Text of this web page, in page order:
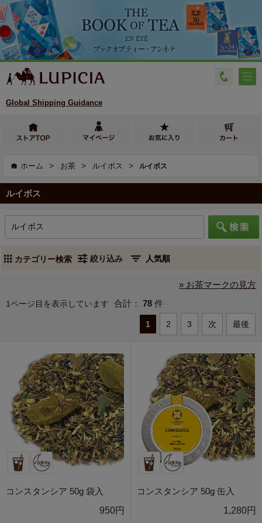
Global Shipping Guidance
ホーム > お茶 > ルイボス > ルイボス
ルイボス
カテゴリー検索 絞り込み
» お茶マークの見方
1ページ目を表示しています 合計： 78 件
1 2 3 次 最後
コンスタンシア 50g 袋入
950円
コンスタンシア 50g 缶入
1,280円